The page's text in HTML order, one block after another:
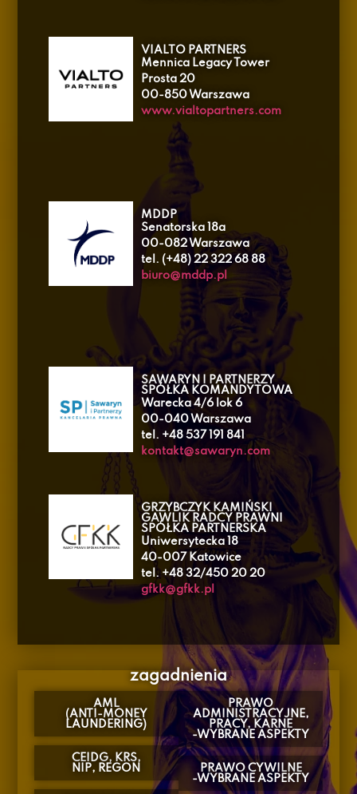
VIALTO PARTNERS
Mennica Legacy Tower
Prosta 20
00-850 Warszawa
www.vialtopartners.com
MDDP
Senatorska 18a
00-082 Warszawa
tel. (+48) 22 322 68 88
biuro@mddp.pl
SAWARYN I PARTNERZY
SPÓŁKA KOMANDYTOWA
Warecka 4/6 lok 6
00-040 Warszawa
tel. +48 537 191 841
kontakt@sawaryn.com
GRZYBCZYK KAMIŃSKI
GAWLIK RADCY PRAWNI
SPÓŁKA PARTNERSKA
Uniwersytecka 18
40-007 Katowice
tel. +48 32/450 20 20
gfkk@gfkk.pl
zagadnienia
AML
(ANTI-MONEY
LAUNDERING)
CEIDG, KRS,
NIP, REGON
PRAWO
ADMINISTRACYJNE,
PRACY, KARNE
-WYBRANE ASPEKTY
PRAWO CYWILNE
-WYBRANE ASPEKTY